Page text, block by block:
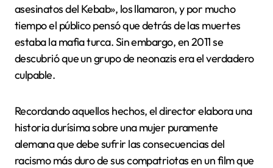
asesinatos del Kebab», los llamaron, y por mucho
tiempo el público pensó que detrás de las muertes
estaba la mafia turca. Sin embargo, en 2011 se
descubrió que un grupo de neonazis era el verdadero
culpable.
Recordando aquellos hechos, el director elabora una
historia durísima sobre una mujer puramente
alemana que debe sufrir las consecuencias del
racismo más duro de sus compatriotas en un film que